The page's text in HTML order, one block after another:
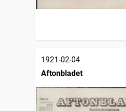
1921-02-04
Aftonbladet